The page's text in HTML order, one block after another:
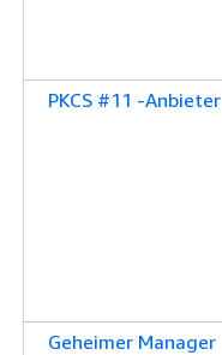
PKCS #11 -Anbieter
Geheimer Manager